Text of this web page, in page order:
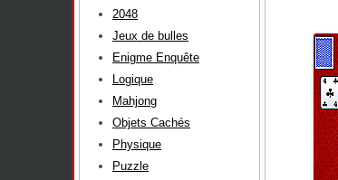
2048
Jeux de bulles
Enigme Enquête
Logique
Mahjong
Objets Cachés
Physique
Puzzle